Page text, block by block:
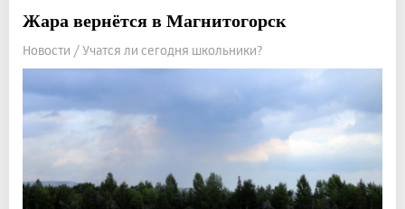
Жара вернётся в Магнитогорск
Новости / Учатся ли сегодня школьники?